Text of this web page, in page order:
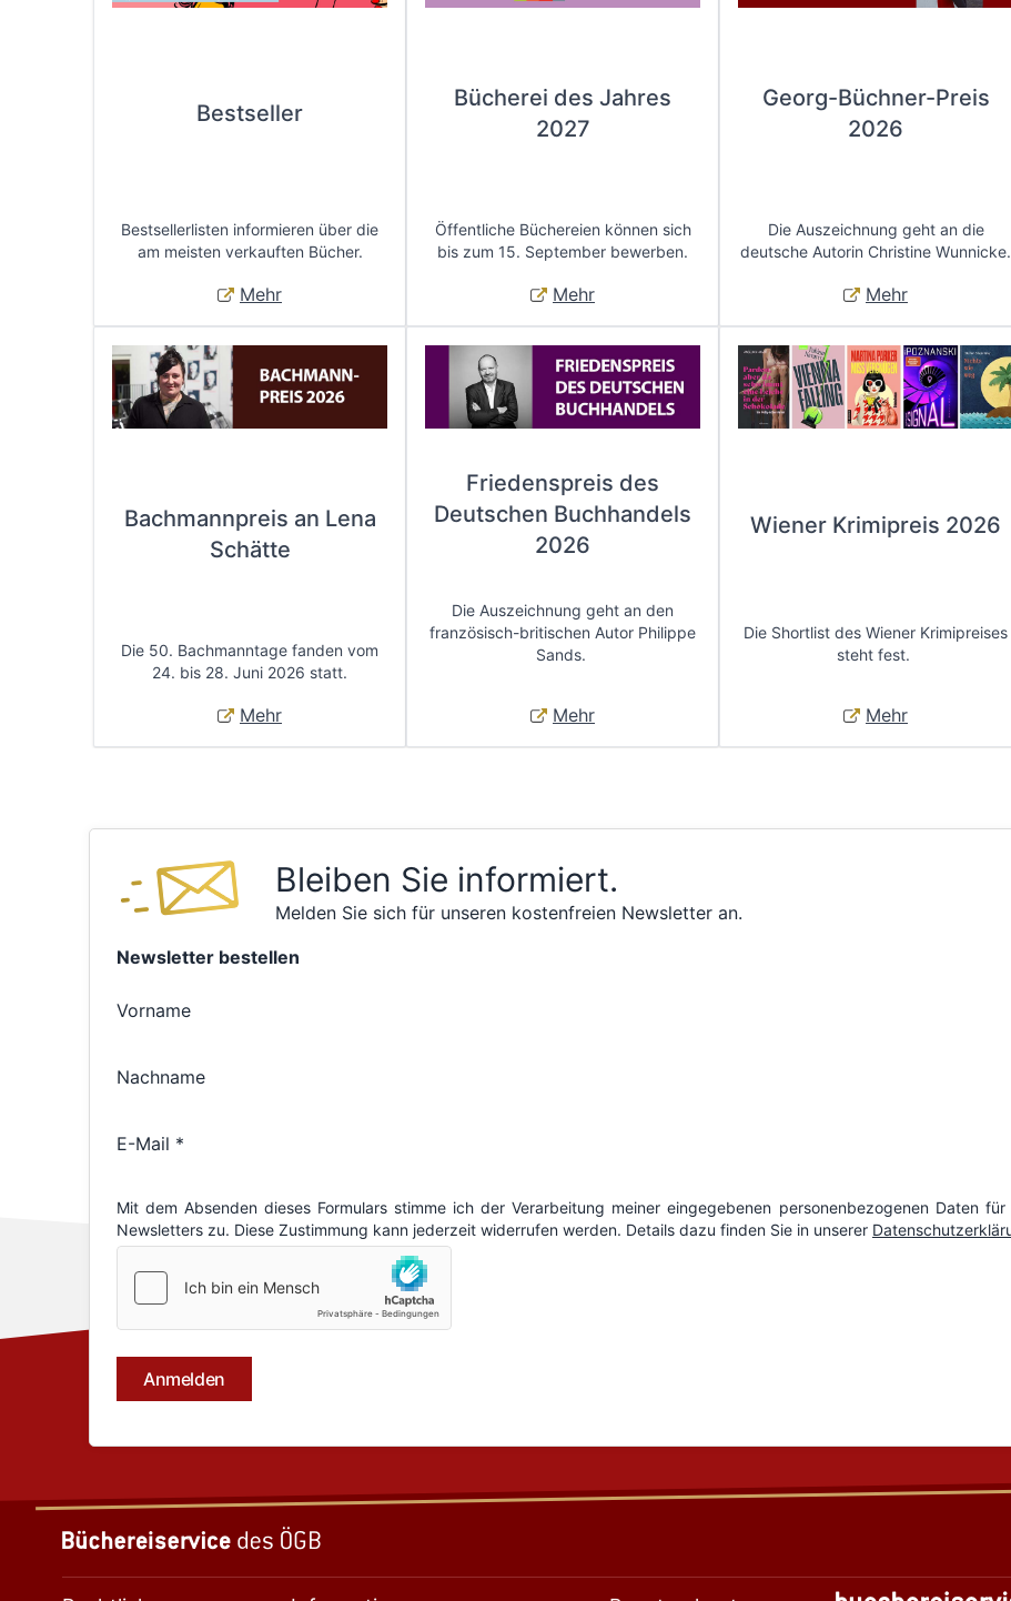
Bestseller
Bestsellerlisten informieren über die
am meisten verkauften Bücher.
Mehr
Bücherei des Jahres
2027
Öffentliche Büchereien können sich
bis zum 15. September bewerben.
Mehr
Georg-Büchner-Preis
2026
Die Auszeichnung geht an die
deutsche Autorin Christine Wunnicke.
Mehr
Bachmannpreis an Lena
Schätte
Die 50. Bachmanntage fanden vom
24. bis 28. Juni 2026 statt.
Mehr
Friedenspreis des
Deutschen Buchhandels
2026
Die Auszeichnung geht an den
französisch-britischen Autor Philippe
Sands.
Mehr
Wiener Krimipreis 2026
Die Shortlist des Wiener Krimipreises
steht fest.
Mehr
Bleiben Sie informiert.
Melden Sie sich für unseren kostenfreien Newsletter an.